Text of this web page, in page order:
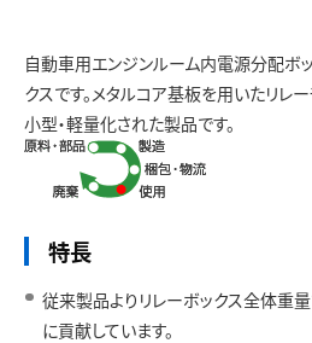
English
製品カタログ
自動車用エンジンルーム内電源分配ボ
クスです。メタルコア基板を用いたリレ
小型・軽量化された製品です。
特長
従来製品よりリレーボックス全体重
に貢献しています。